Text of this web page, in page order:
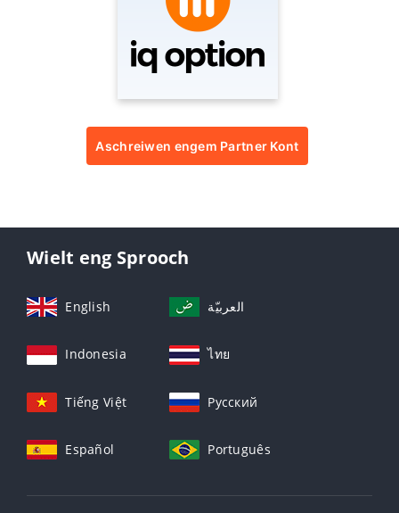
Aschreiwen engem Partner Kont
Wielt eng Sprooch
English العربيّة
Indonesia ไทย
Tiếng Việt Русский
Español Português